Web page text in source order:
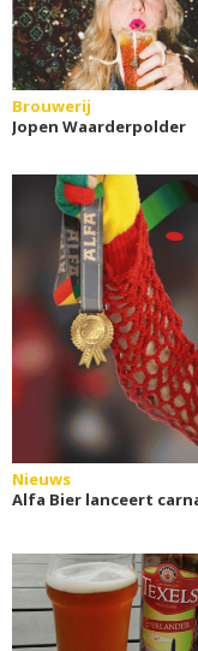
Brouwerij
Jopen Waarderpolder
Nieuws
Alfa Bier lanceert